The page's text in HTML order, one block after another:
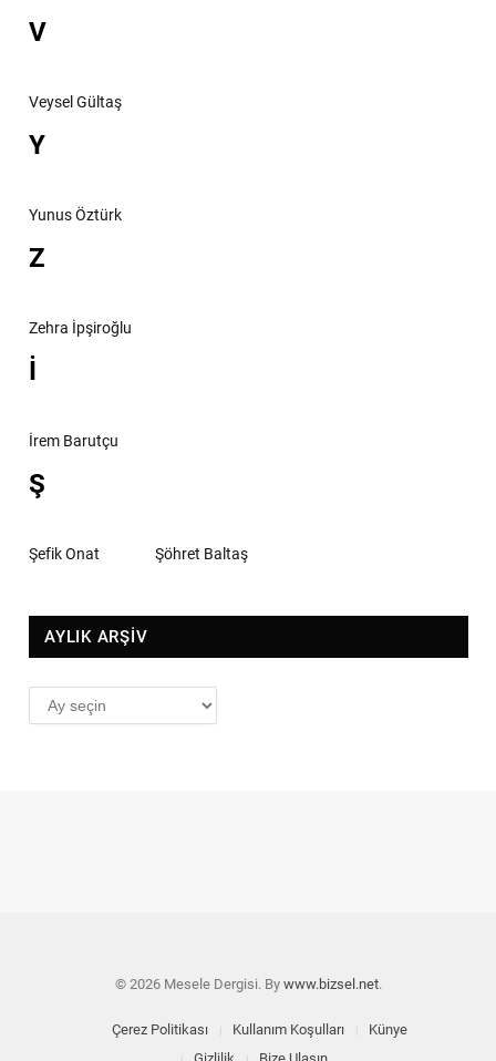
V
Veysel Gültaş
Y
Yunus Öztürk
Z
Zehra İpşiroğlu
İ
İrem Barutçu
Ş
Şefik Onat Şöhret Baltaş
AYLIK ARŞİV
AYLIK
ARŞİV
© 2026 Mesele Dergisi. By www.bizsel.net.
Çerez Politikası Kullanım Koşulları
Künye